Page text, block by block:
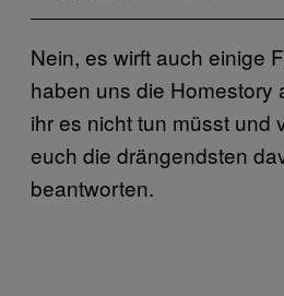
Nein, es wirft auch einige
haben uns die Homestory
ihr es nicht tun müsst und
euch die drängendsten
beantworten.